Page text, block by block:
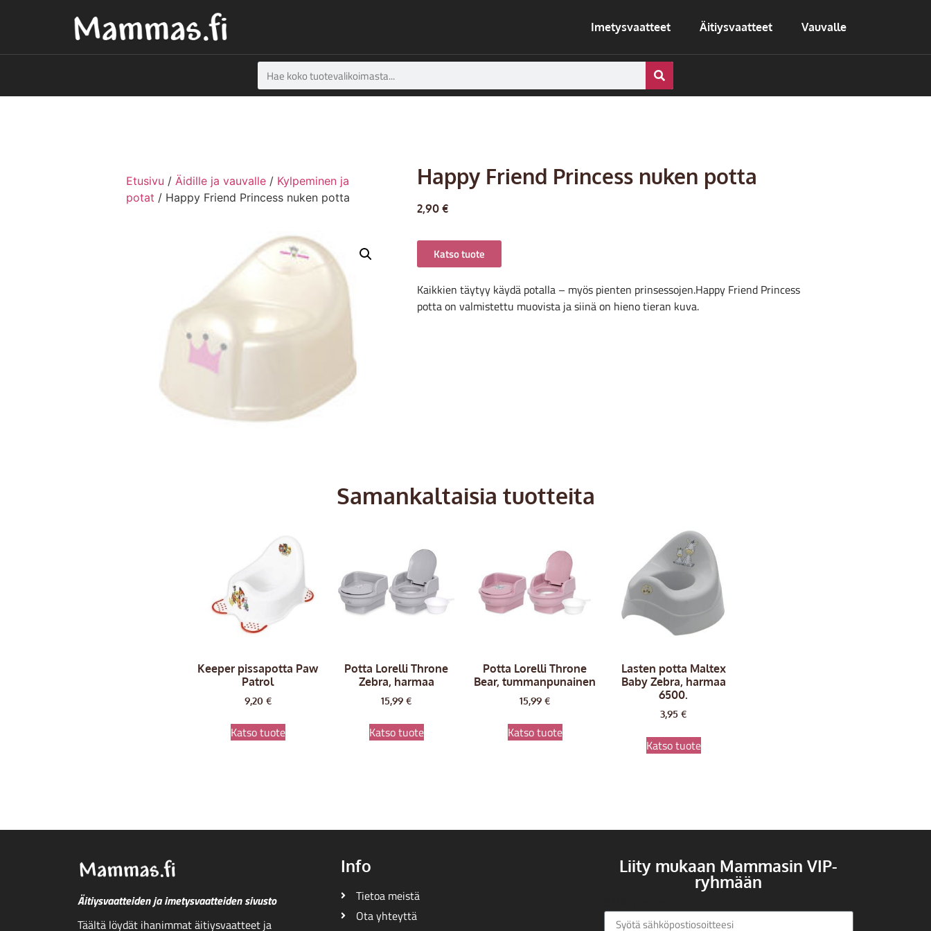
Imetysvaatteet Äitiysvaatteet Vauvalle
Etusivu / Äidille ja vauvalle / Kylpeminen ja
potat / Happy Friend Princess nuken potta
Happy Friend Princess nuken potta
2,90 €
Katso tuote
Kaikkien täytyy käydä potalla – myös pienten prinsessojen.Happy Friend Princess
potta on valmistettu muovista ja siinä on hieno tieran kuva.
Samankaltaisia tuotteita
Keeper pissapotta Paw
Patrol
9,20 €
Katso tuote
Potta Lorelli Throne
Zebra, harmaa
15,99 €
Katso tuote
Potta Lorelli Throne
Bear, tummanpunainen
15,99 €
Katso tuote
Lasten potta Maltex
Baby Zebra, harmaa
6500.
3,95 €
Katso tuote
Äitiysvaatteiden ja imetysvaatteiden sivusto
Täältä löydät ihanimmat äitiysvaatteet ja
Info
Tietoa meistä
Ota yhteyttä
Liity mukaan Mammasin VIP-
ryhmään